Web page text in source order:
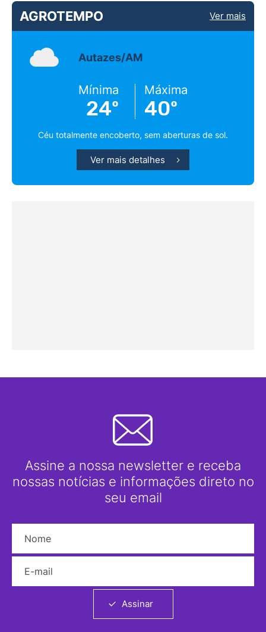
AGROTEMPO Ver mais
Autazes/AM
Mínima
24º
Máxima
40º
Céu totalmente encoberto, sem aberturas de sol.
Ver mais detalhes
Assine a nossa newsletter e receba
nossas notícias e informações direto no
seu email
Assinar